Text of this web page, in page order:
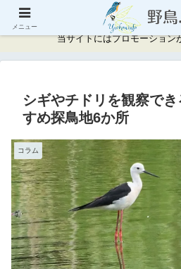
神奈川県周辺の野鳥
当サイトにはプロモーション
シギやチドリを観察で
すめ探鳥地6か所
コラム
メニュー